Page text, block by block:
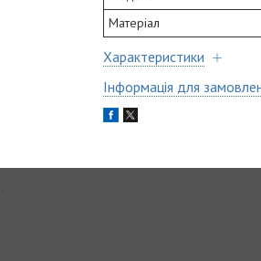
Матеріал
Характеристики
Інформація для